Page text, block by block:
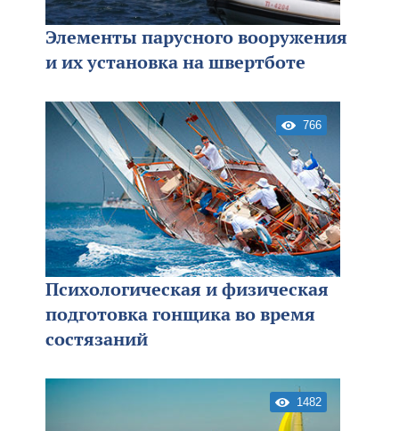
Элементы парусного вооружения
и их установка на швертботе
766
Психологическая и физическая
подготовка гонщика во время
состязаний
1482